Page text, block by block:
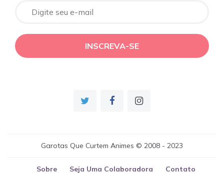
Garotas Que Curtem Animes © 2008 - 2023
Sobre Seja Uma Colaboradora Contato